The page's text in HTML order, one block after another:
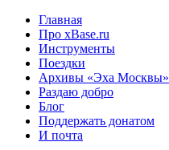
Главная
Про xBase.ru
Инструменты
Поездки
Архивы «Эха Москвы»
Раздаю добро
Блог
Поддержать донатом
И почта